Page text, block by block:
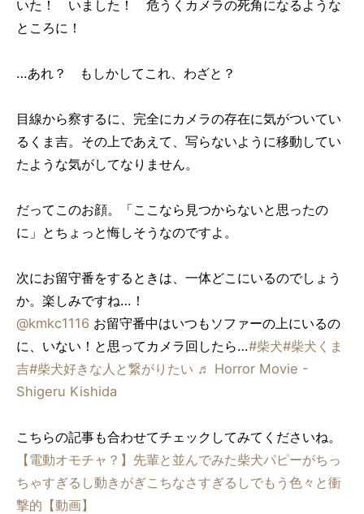
いた！ いました！ 危うくカメラの死角になるような
ところに！
…あれ？ もしかしてこれ、わざと？
目線から察するに、完全にカメラの存在に気がついてい
るくま吉。その上であえて、写らないように移動してい
たような気がしてなりません。
だってこのお顔。「ここなら見つからないと思ったの
に」とちょっと悔しそうなのですよ。
次にお留守番をするときは、一体どこにいるのでしょう
か。楽しみですね…！
@kmkc1116 お留守番中はいつもソファーの上にいるの
に、いない！と思ってカメラ回したら…#柴犬#柴犬くま
吉#柴犬好きな人と繋がりたい ♬ Horror Movie -
Shigeru Kishida
こちらの記事も合わせてチェックしてみてくださいね。
【電動オモチャ？】先輩と並んでみた柴犬パピーがちっ
ちゃすぎるし動きがぎこちなさすぎるしでもう色々と衝
撃的【動画】